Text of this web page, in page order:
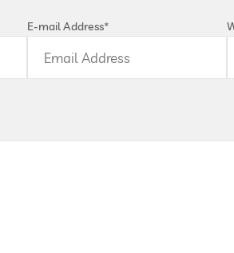
E-mail Address*